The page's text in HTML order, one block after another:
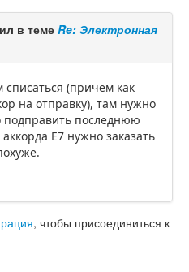
в темеRe: Электронная
(причем как
на отправку), там нужно
подправить последнюю
E7 нужно заказать
, чтобы присоединиться к